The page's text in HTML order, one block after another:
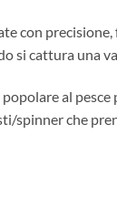
con
si cattura una
al
che